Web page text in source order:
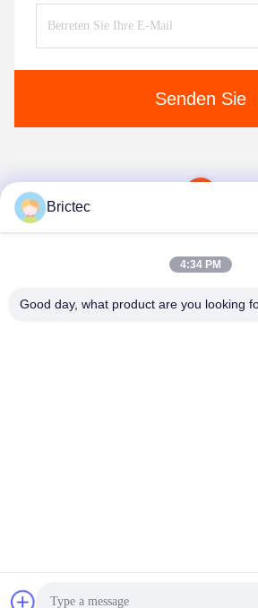
Senden Sie
Copyright-© 2024-2026 Xi'an Brictec
Brictec
4:34 PM
Good day, what product are you looking